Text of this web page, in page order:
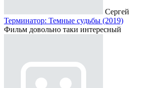
Сергей
Терминатор: Темные судьбы (2019)
Фильм довольно таки интересный